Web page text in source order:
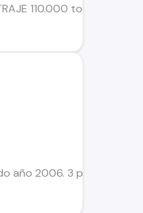
110.000 todas
año 2006. 3 puertas, 4